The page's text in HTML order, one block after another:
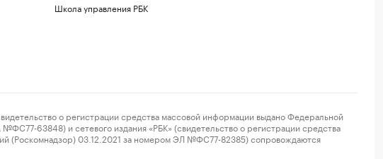
Школа управления РБК
о регистрации средства массовой информации выдано Федеральной
63848) и сетевого издания «РБК» (свидетельство о регистрации средства
(Роскомнадзор) 03.12.2021 за номером ЭЛ №ФС77-82385) сопровождаются